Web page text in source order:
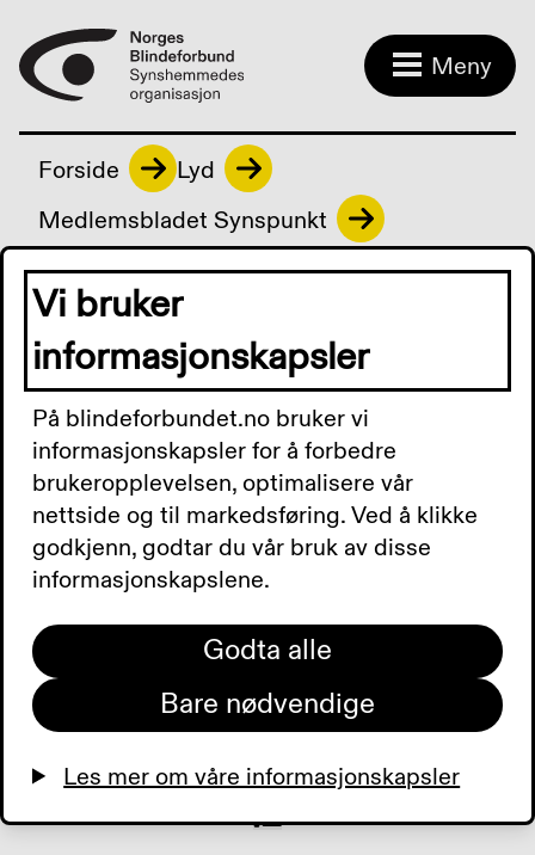
Meny
Forside
Lyd
Medlemsbladet Synspunkt
Medlemsbladet
Synspunkt
Synspunkt nr. 3/2021 - lyd
0:00
Vi bruker
informasjonskapsler
På blindeforbundet.no bruker vi
informasjonskapsler for å forbedre
brukeropplevelsen, optimalisere vår
nettside og til markedsføring. Ved å klikke
godkjenn, godtar du vår bruk av disse
informasjonskapslene.
Godta alle
Bare nødvendige
Les mer om våre informasjonskapsler